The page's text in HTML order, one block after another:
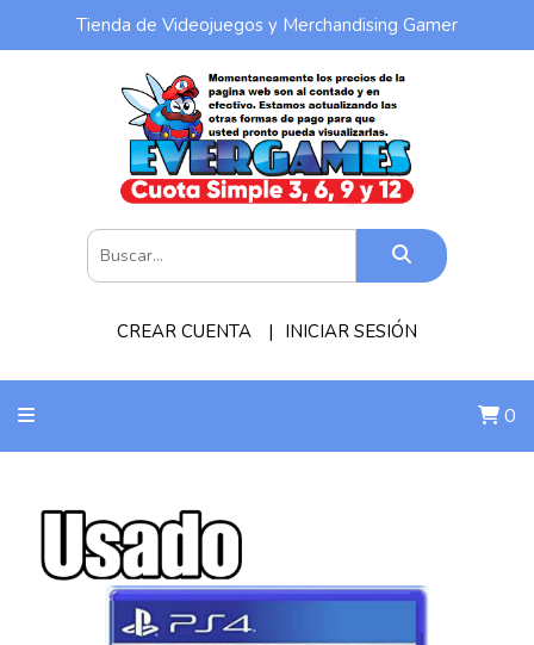
Tienda de Videojuegos y Merchandising Gamer
CREAR CUENTA INICIAR SESIÓN
0